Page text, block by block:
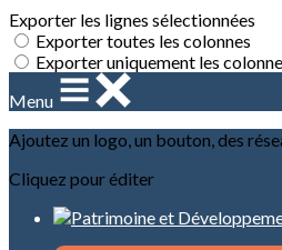
Exporter les lignes sélectionnées
Exporter toutes les colonnes
Exporter uniquement les
Menu
Ajoutez un logo, un bouton, des
Cliquez pour éditer